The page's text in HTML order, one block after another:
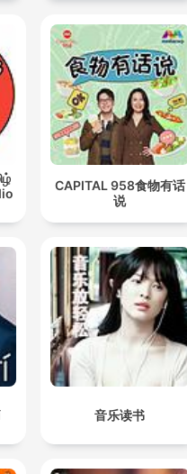
CAPITAL 958食物有话
说
音乐读书